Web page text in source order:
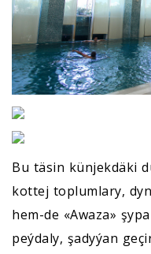
Bu täsin künjekdäki
kottej toplumlary,
hem-de «Awaza»
peýdaly, şadyýan